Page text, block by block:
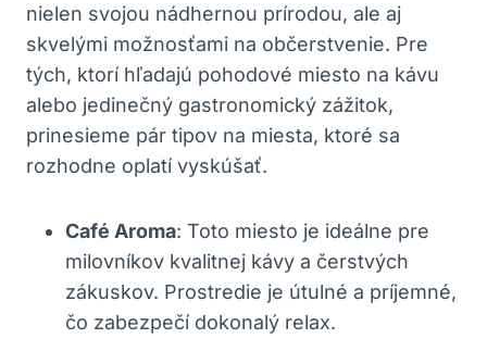
nielen svojou nádhernou prírodou, ale aj
skvelými možnosťami na občerstvenie. Pre
tých, ktorí hľadajú pohodové miesto na kávu
alebo jedinečný gastronomický zážitok,
prinesieme pár tipov na miesta, ktoré sa
rozhodne oplatí vyskúšať.
Café Aroma: Toto miesto je ideálne pre
milovníkov kvalitnej kávy a čerstvých
zákuskov. Prostredie je útulné a príjemné,
čo zabezpečí dokonalý relax.